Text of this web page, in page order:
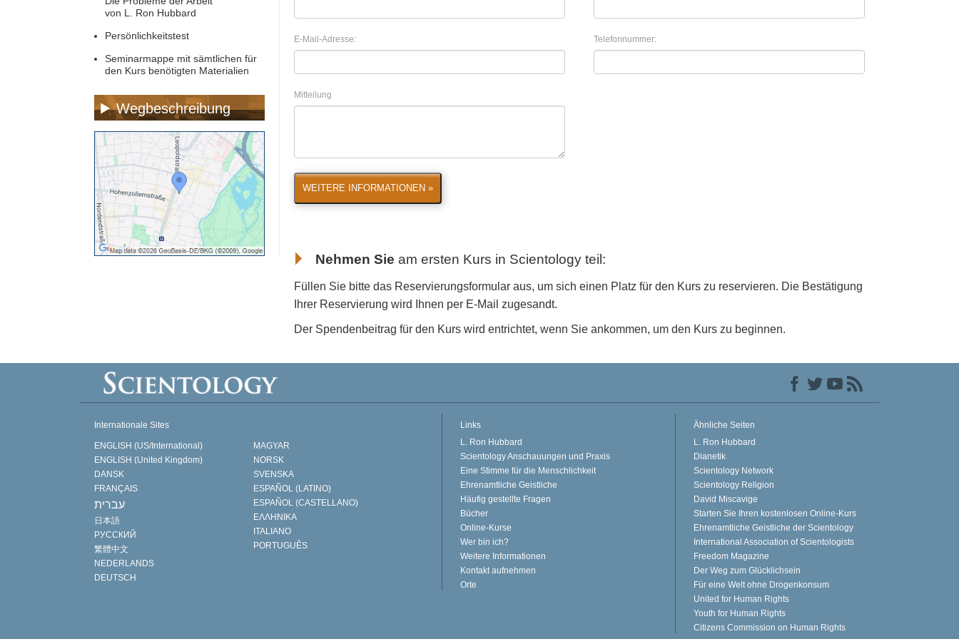
E-Mail-Adresse: Telefonnummer:
Mitteilung
WEITERE INFORMATIONEN »
Nehmen Sie am ersten Kurs in Scientology teil:
Füllen Sie bitte das Reservierungsformular aus, um sich einen Platz für den Kurs zu reservieren. Die Bestätigung
Ihrer Reservierung wird Ihnen per E-Mail zugesandt.
Der Spendenbeitrag für den Kurs wird entrichtet, wenn Sie ankommen, um den Kurs zu beginnen.
von L. Ron Hubbard
Persönlichkeitstest
Seminarmappe mit sämtlichen für
den Kurs benötigten Materialien
Wegbeschreibung
Internationale Sites
ENGLISH (US/International)
ENGLISH (United Kingdom)
DANSK
FRANÇAIS
עברית
日本語
РУССКИЙ
繁體中文
NEDERLANDS
DEUTSCH
MAGYAR
NORSK
SVENSKA
ESPAÑOL (LATINO)
ESPAÑOL (CASTELLANO)
ΕΛΛΗΝΙΚA
ITALIANO
PORTUGUÊS
Links
L. Ron Hubbard
Scientology Anschauungen und Praxis
Eine Stimme für die Menschlichkeit
Ehrenamtliche Geistliche
Häufig gestellte Fragen
Bücher
Online-Kurse
Wer bin ich?
Weitere Informationen
Kontakt aufnehmen
Orte
Ähnliche Seiten
L. Ron Hubbard
Dianetik
Scientology Network
Scientology Religion
David Miscavige
Starten Sie Ihren kostenlosen Online-Kurs
Ehrenamtliche Geistliche der Scientology
International Association of Scientologists
Freedom Magazine
Der Weg zum Glücklichsein
Für eine Welt ohne Drogenkonsum
United for Human Rights
Youth for Human Rights
Citizens Commission on Human Rights